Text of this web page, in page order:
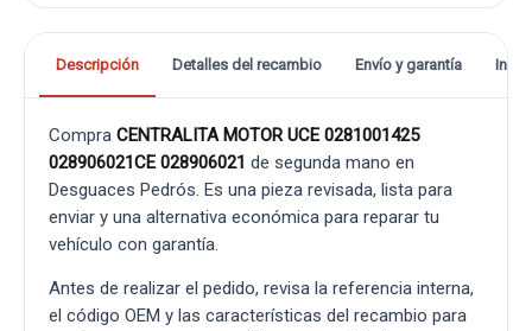
Descripción Detalles del recambio Envío y garantía
Compra CENTRALITA MOTOR UCE 0281001425
028906021CE 028906021 de segunda mano en
Desguaces Pedrós. Es una pieza revisada, lista para
enviar y una alternativa económica para reparar tu
vehículo con garantía.
Antes de realizar el pedido, revisa la referencia interna,
el código OEM y las características del recambio para